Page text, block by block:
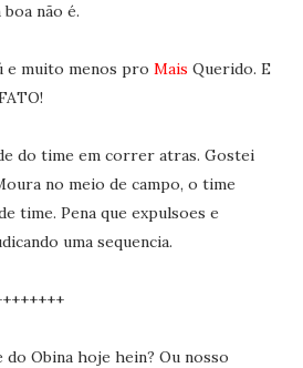
não é.
e muito menos pro Mais Querido. E
do time em correr atras. Gostei
no meio de campo, o time
time. Pena que expulsoes e
uma sequencia.
do Obina hoje hein? Ou nosso